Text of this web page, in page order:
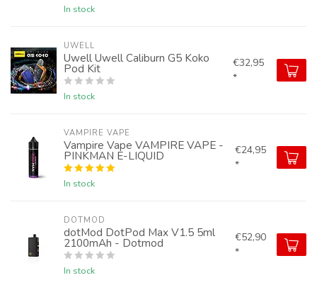
In stock
UWELL
Uwell Uwell Caliburn G5 Koko
Pod Kit
In stock
€32,95
*
VAMPIRE VAPE
Vampire Vape VAMPIRE VAPE -
PINKMAN E-LIQUID
In stock
€24,95
*
DOTMOD
dotMod DotPod Max V1.5 5ml
2100mAh - Dotmod
In stock
€52,90
*